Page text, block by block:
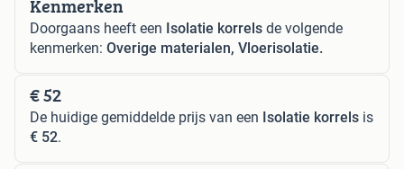
Kenmerken
Doorgaans heeft een Isolatie korrels de volgende
kenmerken: Overige materialen, Vloerisolatie.
€ 52
De huidige gemiddelde prijs van een Isolatie korrels is
€ 52.